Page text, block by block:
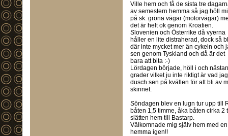
Ville hem och få de sista tre
av semestern hemma så jag höll
på sk. gröna vägar (motorvägar)
det är helt ok genom Kroatien.
Slovenien och Österrike då vyerna
håller en lite distraherad, dock så
där inte mycket mer än cykeln och
sen genom Tyskland och då är det
bara att bita :-)
Lördagen började, höll i och
grader vilket ju inte riktigt är vad
dusch sen på kvällen för att bli av
skinnet.
Söndagen blev en lugn tur upp till
båten 1,5 timme, åka båten cirka
slätten hem till Bastarp.
Välkomnade mig själv hem med
hemma igen!!